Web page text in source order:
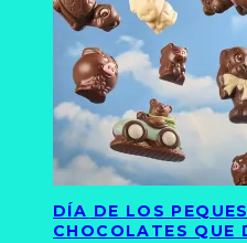
DÍA DE LOS
CHOCOLATES QUE